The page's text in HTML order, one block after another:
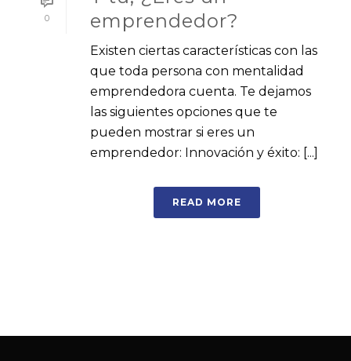
0
emprendedor?
Existen ciertas características con las
que toda persona con mentalidad
emprendedora cuenta. Te dejamos
las siguientes opciones que te
pueden mostrar si eres un
emprendedor: Innovación y éxito: [...]
READ MORE